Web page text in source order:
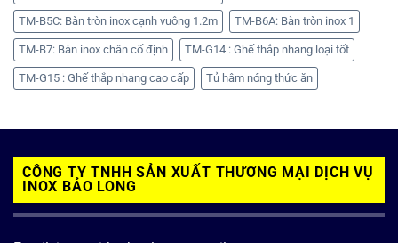
TM-B5C: Bàn tròn inox cạnh vuông 1.2m TM-B6A: Bàn tròn inox 1
TM-B7: Bàn inox chân cố định TM-G14 : Ghế thắp nhang loại tốt
TM-G15 : Ghế thắp nhang cao cấp Tủ hâm nóng thức ăn
CÔNG TY TNHH SẢN XUẤT THƯƠNG MẠI DỊCH VỤ
INOX BẢO LONG